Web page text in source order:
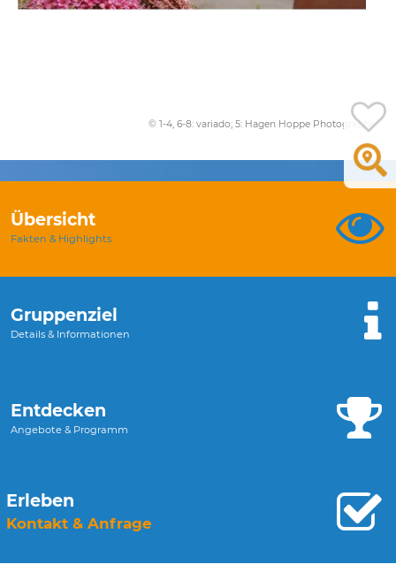
© 1-4, 6-8: variado; 5: Hagen Hoppe Photographer
Übersicht
Fakten & Highlights
Gruppenziel
Details & Informationen
Entdecken
Angebote & Programm
Erleben
Kontakt & Anfrage